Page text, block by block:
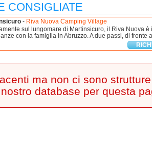
CONSIGLIATE
- Riva Nuova Camping Village
sul lungomare di Martinsicuro, il Riva Nuova
con la famiglia in Abruzzo. A due passi, di fronte
ma non ci sono
database per questa